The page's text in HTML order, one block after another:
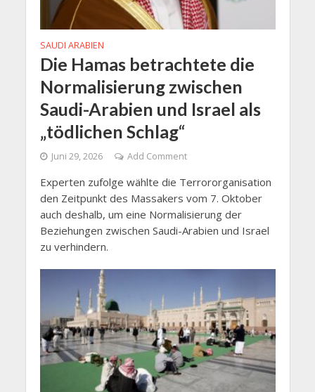
SAUDI ARABIEN
Die Hamas betrachtete die
Normalisierung zwischen
Saudi-Arabien und Israel als
„tödlichen Schlag“
Juni 29, 2026 Add Comment
Experten zufolge wählte die Terrororganisation
den Zeitpunkt des Massakers vom 7. Oktober
auch deshalb, um eine Normalisierung der
Beziehungen zwischen Saudi-Arabien und Israel
zu verhindern.